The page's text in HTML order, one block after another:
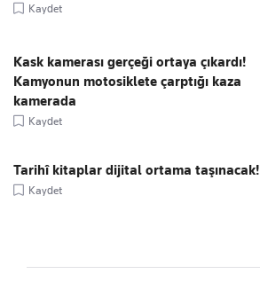
Kaydet
Kask kamerası gerçeği ortaya çıkardı!
Kamyonun motosiklete çarptığı kaza
kamerada
Kaydet
Tarihî kitaplar dijital ortama taşınacak!
Kaydet